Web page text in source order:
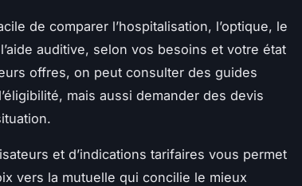
de comparer l’hospitalisation, l’optique, le
auditive, selon vos besoins et votre état
offres, on peut consulter des guides
mais aussi demander des devis
et d’indications tarifaires vous permet
vers la mutuelle qui concilie le mieux